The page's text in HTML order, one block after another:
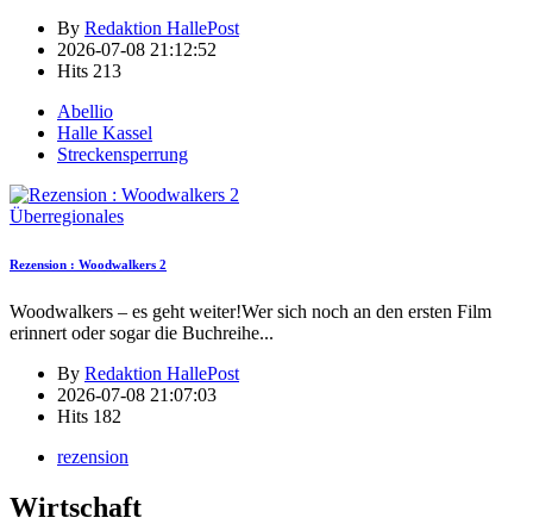
By Redaktion HallePost
2026-07-08 21:12:52
Hits 213
Abellio
Halle Kassel
Streckensperrung
Überregionales
Rezension : Woodwalkers 2
Woodwalkers – es geht weiter!Wer sich noch an den ersten Film
erinnert oder sogar die Buchreihe...
By Redaktion HallePost
2026-07-08 21:07:03
Hits 182
rezension
Wirtschaft